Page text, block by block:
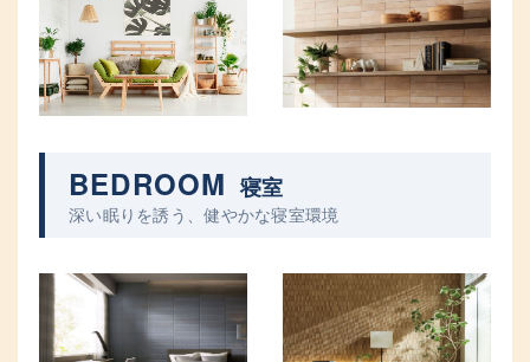
BEDROOM 寝室
深い眠りを誘う、健やかな寝室環境